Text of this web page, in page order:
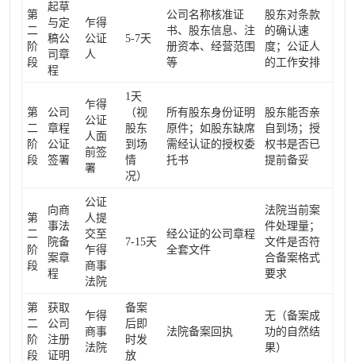
第
二
阶
段
起草
与定
稿公
司章
程
乍得
公证
人
5-7天
公司名称核准证
书、股东信息、注
册资本、经营范围
等
股东对条款
的确认速
度；公证人
的工作安排
第
二
阶
段
公司
章程
公证
签署
乍得
公证
人面
前签
署
1天
（视
股东
到场
情
况）
所有股东身份证明
原件；如股东缺席
需经认证的授权委
托书
股东能否亲
自到场；授
权书是否已
提前备妥
第
二
阶
段
向商
事法
院备
案章
程
公证
人提
交至
乍得
商事
法院
7-15天
经公证的公司章程
全套文件
法院当前案
件处理量；
文件是否符
合备案格式
要求
第
二
阶
段
获取
公司
注册
证明
乍得
商事
法院
备案
后即
时发
放
法院备案回执
无（备案成
功的自然结
果）